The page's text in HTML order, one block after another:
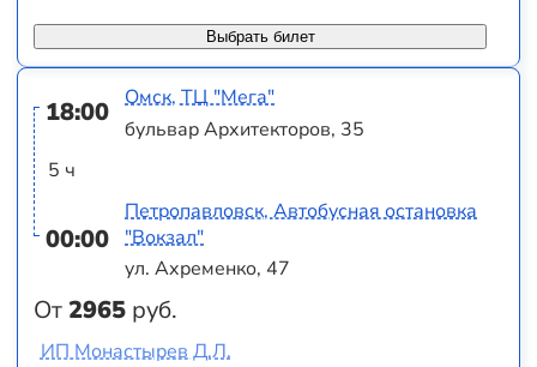
Выбрать билет
18:00
5 ч
00:00
От2965 руб.
Омск, ТЦ "Мега"
бульвар Архитекторов, 35
Петропавловск, Автобусная остановка
"Вокзал"
ул. Ахременко, 47
ИП Монастырев Д.Л.